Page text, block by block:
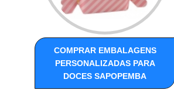
COMPRAR EMBALAGENS
PERSONALIZADAS PARA
DOCES SAPOPEMBA